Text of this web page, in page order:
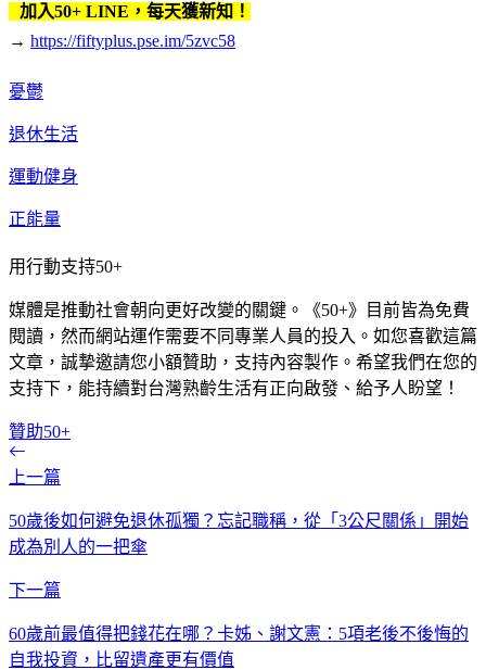
加入50+ LINE，每天獲新知！
→ https://fiftyplus.pse.im/5zvc58
憂鬱
退休生活
運動健身
正能量
用行動支持50+
媒體是推動社會朝向更好改變的關鍵。《50+》目前皆為免費
閱讀，然而網站運作需要不同專業人員的投入。如您喜歡這篇
文章，誠摯邀請您小額贊助，支持內容製作。希望我們在您的
支持下，能持續對台灣熟齡生活有正向啟發、給予人盼望！
贊助50+
上一篇
50歲後如何避免退休孤獨？忘記職稱，從「3公尺關係」開始
成為別人的一把傘
下一篇
60歲前最值得把錢花在哪？卡姊、謝文憲：5項老後不後悔的
自我投資，比留遺產更有價值